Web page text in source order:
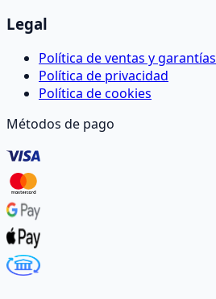
Legal
Política de ventas y garantías
Política de privacidad
Política de cookies
Métodos de pago